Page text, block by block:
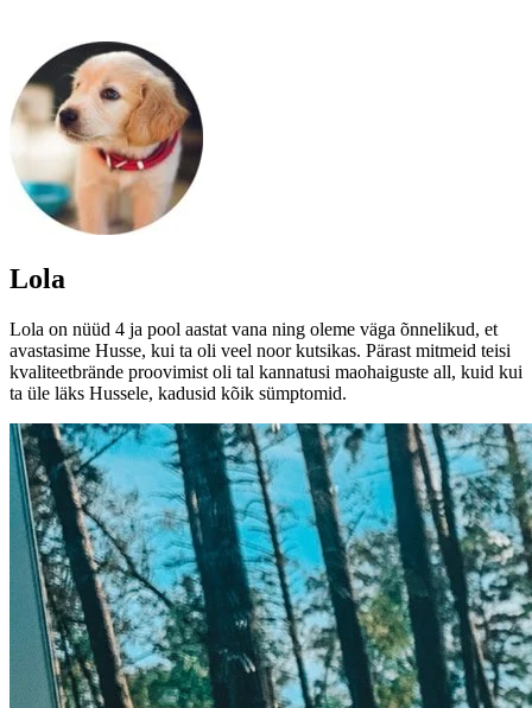
Lola
Lola on nüüd 4 ja pool aastat vana ning oleme väga õnnelikud, et
avastasime Husse, kui ta oli veel noor kutsikas. Pärast mitmeid teisi
kvaliteetbrände proovimist oli tal kannatusi maohaiguste all, kuid kui
ta üle läks Hussele, kadusid kõik sümptomid.